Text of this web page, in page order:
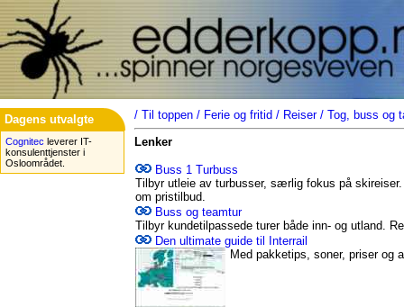
Dagens utvalgte
Cognitec leverer IT-
konsulenttjenster i
Osloområdet.
/ Til toppen / Ferie og fritid / Reiser/ Tog, buss og
Lenker
Buss 1 Turbuss
Tilbyr utleie av turbusser, særlig fokus på
om pristilbud.
Buss og teamtur
Tilbyr kundetilpassede turer både inn- og utland.
Den ultimate guide til Interrail
Med pakketips, soner, priser og